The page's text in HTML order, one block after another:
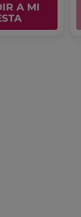
A MI